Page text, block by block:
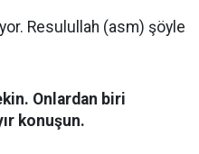
Resulullah (asm) şöyle
Onlardan biri
konuşun.